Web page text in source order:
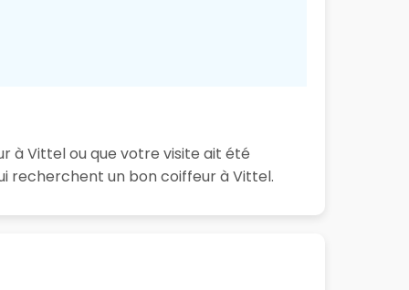
à Vittel ou que votre visite ait été
recherchent un bon coiffeur à Vittel.